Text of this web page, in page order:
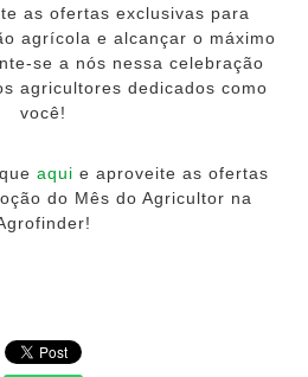
as ofertas exclusivas para
agrícola e alcançar o máximo
se a nós nessa celebração
agricultores dedicados como
você!
aqui e aproveite as ofertas
do Mês do Agricultor na